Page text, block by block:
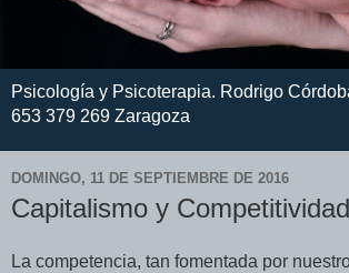
Psicología y Psicoterapia. Rodrigo
653 379 269 Zaragoza
DOMINGO, 11 DE SEPTIEMBRE DE 2016
Capitalismo y Competitividad
La competencia, tan fomentada por